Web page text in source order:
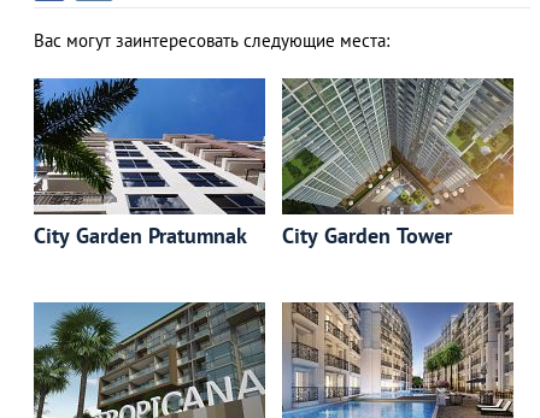
Вас могут заинтересовать следующие места:
City Garden Pratumnak City Garden Tower